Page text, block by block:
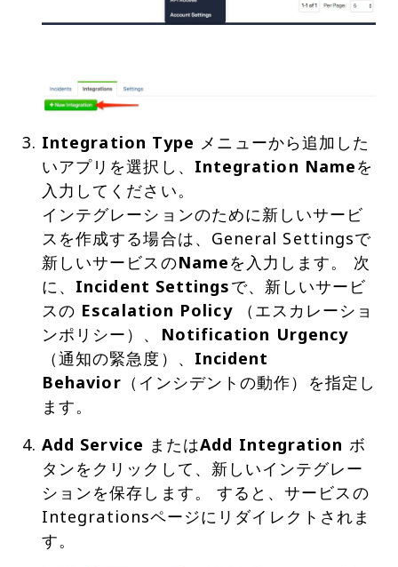
Integration Type メニューから追加した
いアプリを選択し、 Integration Nameを
入力してください。
インテグレーションのために新しいサービ
スを作成する場合は、General Settingsで
新しいサービスのNameを入力します。 次
に、 Incident Settingsで、新しいサービ
スの Escalation Policy（エスカレーショ
ンポリシー）、
Notification Urgency
（通知の緊急度）、 Incident
Behavior （インシデントの動作）を指定し
ます。
Add Service またはAdd Integration ボ
タンをクリックして、新しいインテグレー
ションを保存します。 すると、サービスの
Integrationsページにリダイレクトされま